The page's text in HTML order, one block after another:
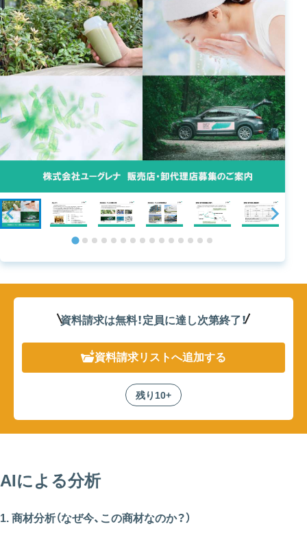
資料請求は無料！定員に達し次第終了！
資料請求リストへ追加する
残り10+
AIによる分析
1. 商材分析（なぜ今、この商材なのか？）